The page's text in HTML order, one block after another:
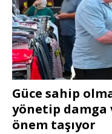
Güce sahip
yönetip damga
önem taşıyor